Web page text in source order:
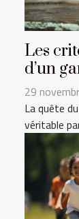
Les
d’un
29
La quête
véritable